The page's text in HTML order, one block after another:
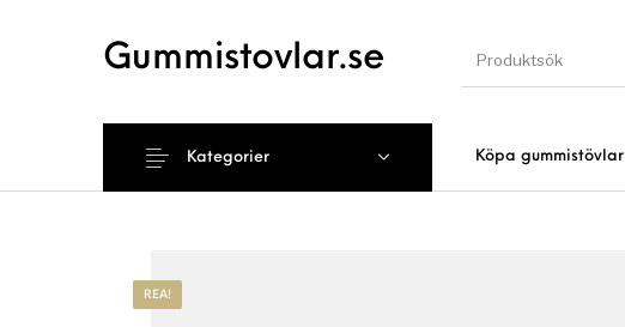
Gummistovlar.se
Köpa gummistövlar
Kategorier
REA!